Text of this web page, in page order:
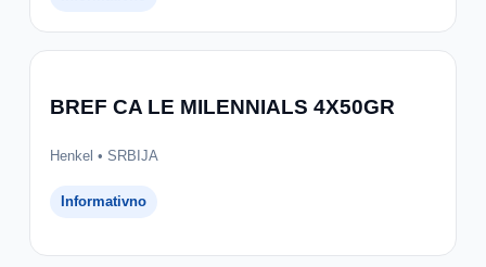
BREF CA LE MILENNIALS 4X50GR
Henkel • SRBIJA
Informativno